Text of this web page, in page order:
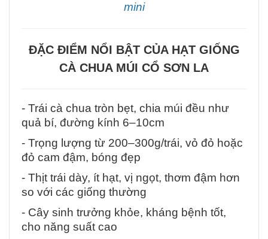
mini
ĐẶC ĐIỂM NỔI BẬT CỦA HẠT GIỐNG
CÀ CHUA MÚI CỔ SƠN LA
- Trái cà chua tròn bẹt, chia múi đều như
quả bí, đường kính 6–10cm
- Trọng lượng từ 200–300g/trái, vỏ đỏ hoặc
đỏ cam đậm, bóng đẹp
- Thịt trái dày, ít hạt, vị ngọt, thơm đậm hơn
so với các giống thường
- Cây sinh trưởng khỏe, kháng bệnh tốt,
cho năng suất cao